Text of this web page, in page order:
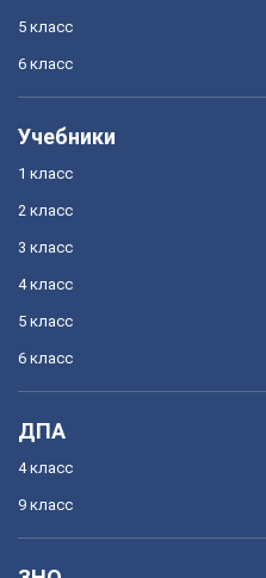
5 класс
6 класс
Учебники
1 класс
2 класс
3 класс
4 класс
5 класс
6 класс
ДПА
4 класс
9 класс